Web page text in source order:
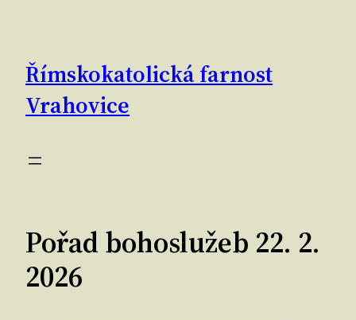
Římskokatolická farnost
Vrahovice
Pořad bohoslužeb 22. 2.
2026